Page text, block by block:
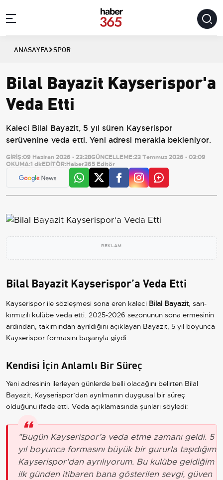
ANASAYFA SPOR
Bilal Bayazit Kayserispor'a
Veda Etti
Kaleci Bilal Bayazit, 5 yıl süren Kayserispor
serüvenine veda etti. Yeni adresi merakla bekleniyor.
GİRİŞ:09 Haziran 2026 - 23:28GÜNCELLEME:23 Temmuz 2026 - 03:09
OKUMA:1 dkEDİTÖR:Haber365 Editör
REKLAM
Bilal Bayazit Kayserispor’a Veda Etti
Kayserispor ile sözleşmesi sona eren kaleci Bilal Bayazit, sarı-
kırmızılı kulübe veda etti. 2025-2026 sezonunun sona ermesinin
ardından, takımından ayrıldığını açıklayan Bayazit, 5 yıl boyunca
Kayserispor formasını başarıyla giydi.
Kendisi İçin Anlamlı Bir Süreç
Yeni adresinin ilerleyen günlerde belli olacağını belirten Bilal
Bayazit, Kayserispor’dan ayrılmanın duygusal bir süreç
olduğunu ifade etti. Veda açıklamasında şunları söyledi:
"Bugün Kayserispor’a veda etme zamanı geldi. 5
yıl boyunca formasını büyük bir gururla taşıdığım
Kayserispor’dan ayrılıyorum. Bu kulübe geldiğim
ilk günden itibaren bana gösterilen sevgi, güven